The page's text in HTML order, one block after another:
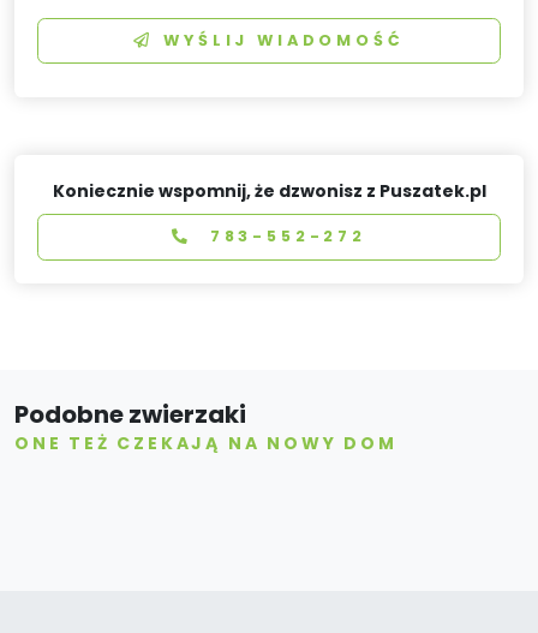
WYŚLIJ WIADOMOŚĆ
Koniecznie wspomnij, że dzwonisz z Puszatek.pl
783-552-272
Podobne zwierzaki
ONE TEŻ CZEKAJĄ NA NOWY DOM